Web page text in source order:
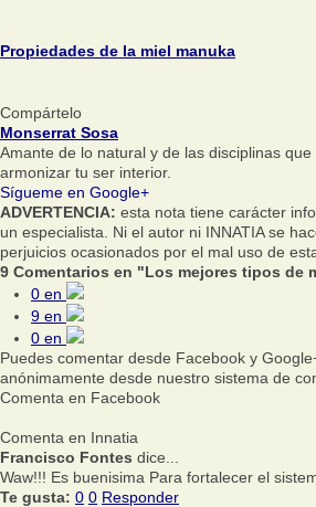
Propiedades de la miel manuka
Compártelo
Monserrat Sosa
Amante de lo natural y de las disciplinas
armonizar tu ser interior.
Sígueme en Google+
ADVERTENCIA: esta nota tiene carácter
un especialista. Ni el autor ni INNATIA se
perjuicios ocasionados por el mal uso de
9 Comentarios en "Los mejores tipos de
0 en
9 en
0 en
Puedes comentar desde Facebook y
anónimamente desde nuestro sistema de
Comenta en Facebook
Comenta en Innatia
Francisco Fontes dice...
Waw!!! Es buenisima Para fortalecer el
Te gusta: 0 0 Responder